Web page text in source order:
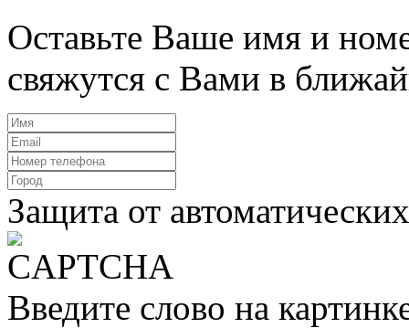
Оставьте Ваше имя и
свяжутся с Вами в
Защита от
Введите слово на